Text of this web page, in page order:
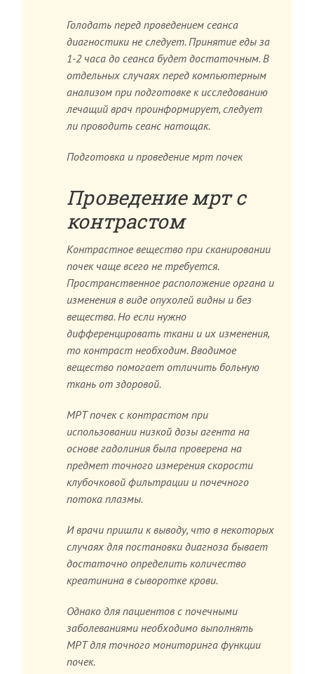
Голодать перед проведением сеанса
диагностики не следует. Принятие еды за
1-2 часа до сеанса будет достаточным. В
отдельных случаях перед компьютерным
анализом при подготовке к исследованию
лечащий врач проинформирует, следует
ли проводить сеанс натощак.
Подготовка и проведение мрт почек
Проведение мрт с
контрастом
Контрастное вещество при сканировании
почек чаще всего не требуется.
Пространственное расположение органа и
изменения в виде опухолей видны и без
вещества. Но если нужно
дифференцировать ткани и их изменения,
то контраст необходим. Вводимое
вещество помогает отличить больную
ткань от здоровой.
МРТ почек с контрастом при
использовании низкой дозы агента на
основе гадолиния была проверена на
предмет точного измерения скорости
клубочковой фильтрации и почечного
потока плазмы.
И врачи пришли к выводу, что в некоторых
случаях для постановки диагноза бывает
достаточно определить количество
креатинина в сыворотке крови.
Однако для пациентов с почечными
заболеваниями необходимо выполнять
МРТ для точного мониторинга функции
почек.